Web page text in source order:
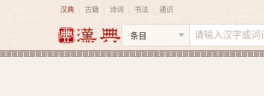
汉典 古籍 诗词 书法 通识